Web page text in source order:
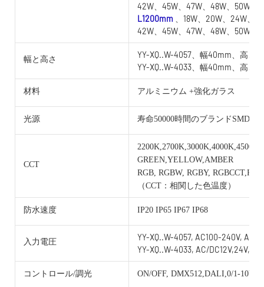
42W、45W、47W、48W、50W
L1200mm
、18W、20W、24W、
42W、45W、47W、48W、50W
幅と高さ
YY-XQ..W-4057、幅40mm、高さ
YY-XQ..W-4033、幅40mm、高さ
材料 アルミニウム +強化ガラス
光源 寿命50000時間のブランドSMD
CCT
GREEN,YELLOW,AMBER
RGB, RGBW, RGBY,
（CCT：相関した色温度）
防水速度 IP20 IP65 IP67 IP68
入力電圧
YY-XQ..W-4057, AC100-240V, AC/
YY-XQ..W-4033, AC/
コントロール/調光 ON/OFF, DMX512,DALI,0/1-10V,